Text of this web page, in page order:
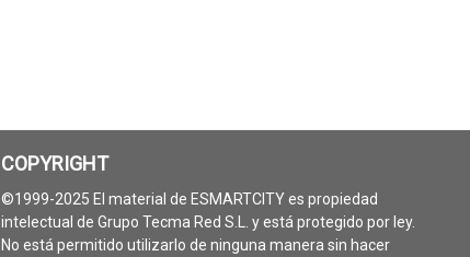
COPYRIGHT
©1999-2025 El material de ESMARTCITY es propiedad
intelectual de Grupo Tecma Red S.L. y está protegido por ley.
No está permitido utilizarlo de ninguna manera sin hacer